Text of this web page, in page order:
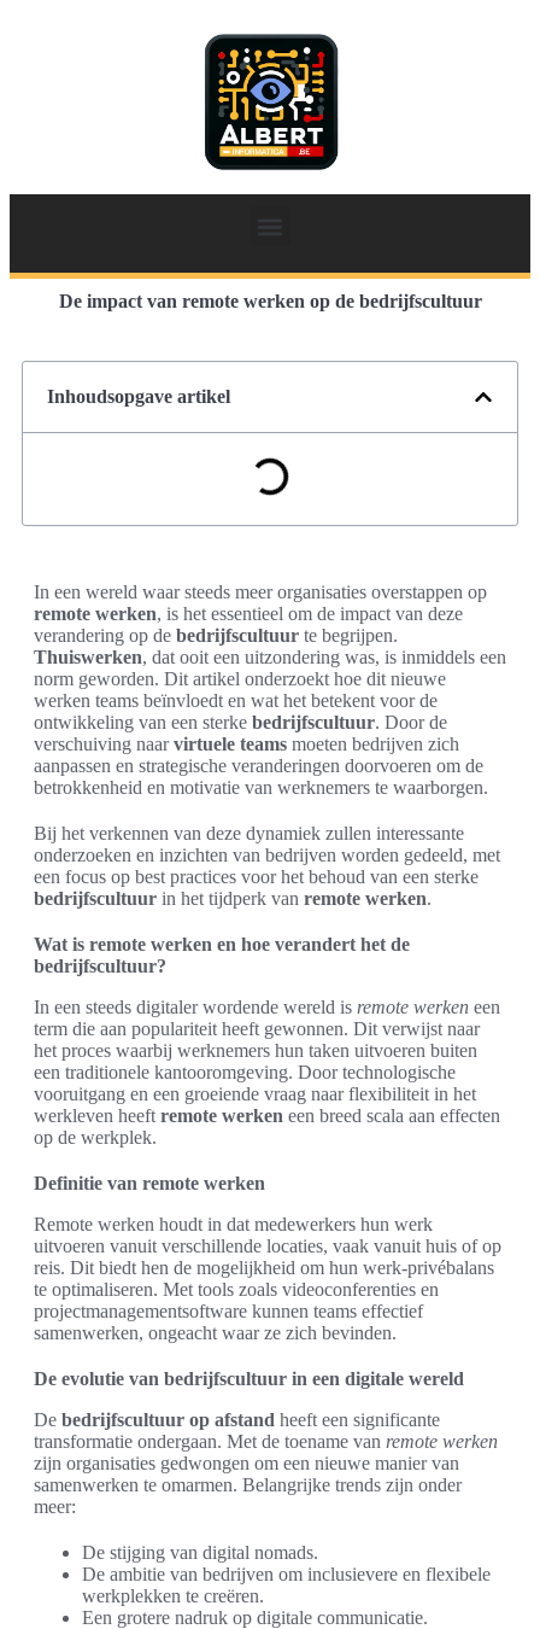
De impact van remote werken op de bedrijfscultuur
Inhoudsopgave artikel
In een wereld waar steeds meer organisaties overstappen op
remote werken, is het essentieel om de impact van deze
verandering op de bedrijfscultuur te begrijpen.
Thuiswerken, dat ooit een uitzondering was, is inmiddels een
norm geworden. Dit artikel onderzoekt hoe dit nieuwe
werken teams beïnvloedt en wat het betekent voor de
ontwikkeling van een sterke bedrijfscultuur. Door de
verschuiving naarvirtuele teams moeten bedrijven zich
aanpassen en strategische veranderingen doorvoeren om de
betrokkenheid en motivatie van werknemers te waarborgen.
Bij het verkennen van deze dynamiek zullen interessante
onderzoeken en inzichten van bedrijven worden gedeeld, met
een focus op best practices voor het behoud van een sterke
bedrijfscultuur in het tijdperk van remote werken.
Wat is remote werken en hoe verandert het de
bedrijfscultuur?
In een steeds digitaler wordende wereld is remote werken een
term die aan populariteit heeft gewonnen. Dit verwijst naar
het proces waarbij werknemers hun taken uitvoeren buiten
een traditionele kantooromgeving. Door technologische
vooruitgang en een groeiende vraag naar flexibiliteit in het
werkleven heeft remote werken een breed scala aan effecten
op de werkplek.
Definitie van remote werken
Remote werken houdt in dat medewerkers hun werk
uitvoeren vanuit verschillende locaties, vaak vanuit huis of op
reis. Dit biedt hen de mogelijkheid om hun werk-privébalans
te optimaliseren. Met tools zoals videoconferenties en
projectmanagementsoftware kunnen teams effectief
samenwerken, ongeacht waar ze zich bevinden.
De evolutie van bedrijfscultuur in een digitale wereld
De bedrijfscultuur op afstand heeft een significante
transformatie ondergaan. Met de toename van remote werken
zijn organisaties gedwongen om een nieuwe manier van
samenwerken te omarmen. Belangrijke trends zijn onder
meer:
De stijging van digital nomads.
De ambitie van bedrijven om inclusievere en flexibele
werkplekken te creëren.
Een grotere nadruk op digitale communicatie.